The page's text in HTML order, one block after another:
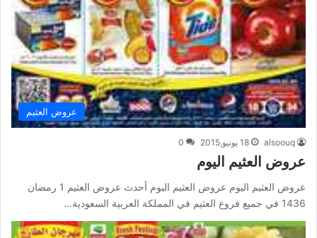
عروض العثيم
alsoouq 18 يونيو,2015 0
عروض العثيم اليوم
عروض العثيم اليوم عروض العثيم اليوم أحدث عروض العثيم 1 رمضان
1436 في جميع فروع العثيم في المملكة العربية السعودية…